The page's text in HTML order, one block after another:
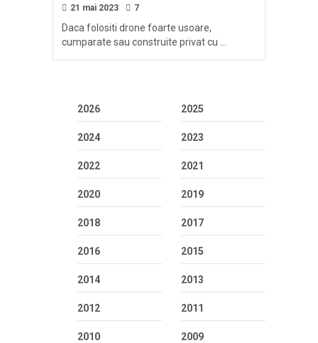
21 mai 2023 7
Daca folositi drone foarte usoare,
cumparate sau construite privat cu …
2026 2025
2024 2023
2022 2021
2020 2019
2018 2017
2016 2015
2014 2013
2012 2011
2010 2009